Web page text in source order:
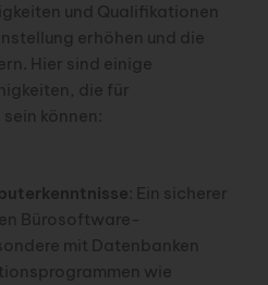
und Qualifikationen
erhöhen und die
Hier sind einige
die für
können:
: Ein sicherer
Bürosoftware-
mit Datenbanken
wie